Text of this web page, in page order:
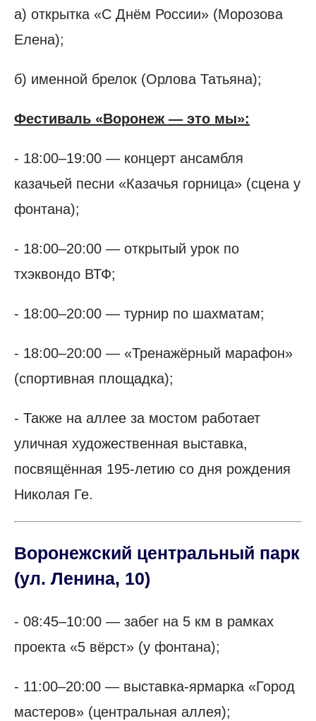
а) открытка «С Днём России» (Морозова
Елена);
б) именной брелок (Орлова Татьяна);
Фестиваль «Воронеж — это мы»:
- 18:00–19:00 — концерт ансамбля
казачьей песни «Казачья горница» (сцена у
фонтана);
- 18:00–20:00 — открытый урок по
тхэквондо ВТФ;
- 18:00–20:00 — турнир по шахматам;
- 18:00–20:00 — «Тренажёрный марафон»
(спортивная площадка);
- Также на аллее за мостом работает
уличная художественная выставка,
посвящённая 195-летию со дня рождения
Николая Ге.
Воронежский центральный парк
(ул. Ленина, 10)
- 08:45–10:00 — забег на 5 км в рамках
проекта «5 вёрст» (у фонтана);
- 11:00–20:00 — выставка-ярмарка «Город
мастеров» (центральная аллея);